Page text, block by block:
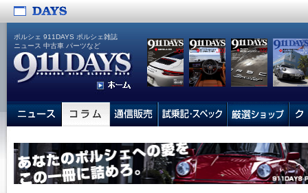
ポルシェ 911DAYS ポルシェ雑誌
ニュース 中古車 パーツなど